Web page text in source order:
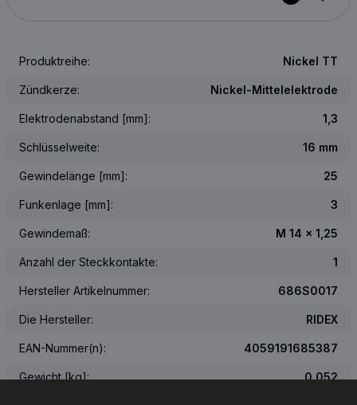
Produktreihe: Nickel TT
Zündkerze: Nickel-Mittelelektrode
Elektrodenabstand [mm]: 1,3
Schlüsselweite: 16 mm
Gewindelänge [mm]: 25
Funkenlage [mm]: 3
Gewindemaß: M 14 x 1,25
Anzahl der Steckkontakte: 1
Hersteller Artikelnummer: 686S0017
Die Hersteller: RIDEX
EAN-Nummer(n): 4059191685387
Gewicht [kg]: 0.052